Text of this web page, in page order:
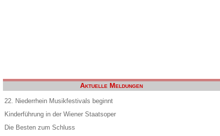
Aktuelle Meldungen
22. Niederrhein Musikfestivals beginnt
Kinderführung in der Wiener Staatsoper
Die Besten zum Schluss